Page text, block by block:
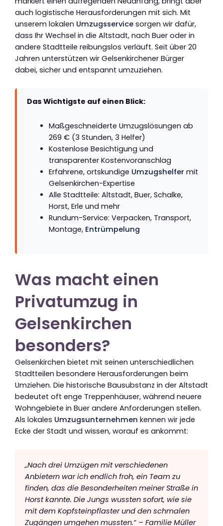
auch logistische Herausforderungen mit sich. Mit
unserem lokalen Umzugsservice sorgen wir dafür,
dass Ihr Wechsel in die Altstadt, nach Buer oder in
andere Stadtteile reibungslos verläuft. Seit über 20
Jahren unterstützen wir Gelsenkirchener Bürger
dabei, sicher und entspannt umzuziehen.
Das Wichtigste auf einen Blick:
Maßgeschneiderte Umzugslösungen ab
269 € (3 Stunden, 3 Helfer)
Kostenlose Besichtigung und
transparenter Kostenvoranschlag
Erfahrene, ortskundige Umzugshelfer mit
Gelsenkirchen-Expertise
Alle Stadtteile: Altstadt, Buer, Schalke,
Horst, Erle und mehr
Rundum-Service: Verpacken, Transport,
Montage, Entrümpelung
Was macht einen
Privatumzug in
Gelsenkirchen
besonders?
Gelsenkirchen bietet mit seinen unterschiedlichen
Stadtteilen besondere Herausforderungen beim
Umziehen. Die historische Bausubstanz in der Altstadt
bedeutet oft enge Treppenhäuser, während neuere
Wohngebiete in Buer andere Anforderungen stellen.
Als lokales Umzugsunternehmen kennen wir jede
Ecke der Stadt und wissen, worauf es ankommt:
„Nach drei Umzügen mit verschiedenen
Anbietern war ich endlich froh, ein Team zu
finden, das die Besonderheiten meiner Straße in
Horst kannte. Die Jungs wussten sofort, wie sie
mit dem Kopfsteinpflaster und den schmalen
Zugängen umgehen mussten.“ – Familie Müller